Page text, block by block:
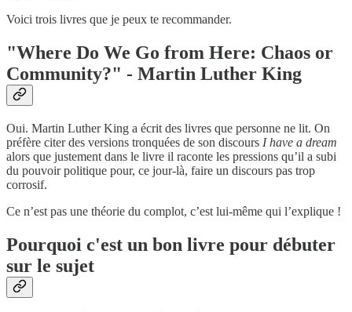
Voici trois livres que je peux te recommander.
"Where Do We Go from Here: Chaos or
Community?" - Martin Luther King
Oui. Martin Luther King a écrit des livres que personne ne lit. On
préfère citer des versions tronquées de son discours I have a dream
alors que justement dans le livre il raconte les pressions qu’il a subi
du pouvoir politique pour, ce jour-là, faire un discours pas trop
corrosif.
Ce n’est pas une théorie du complot, c’est lui-même qui l’explique !
Pourquoi c'est un bon livre pour débuter
sur le sujet